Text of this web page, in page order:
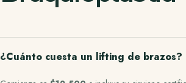
¿Cuánto cuesta un lifting de brazos?